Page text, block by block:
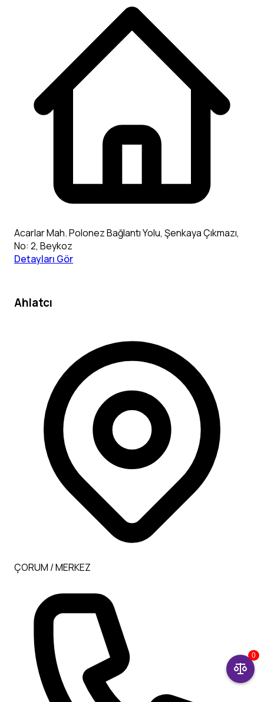
Acarlar Mah. Polonez Bağlantı Yolu, Şenkaya Çıkmazı,
No: 2, Beykoz
Detayları Gör
Ahlatcı
ÇORUM / MERKEZ
0